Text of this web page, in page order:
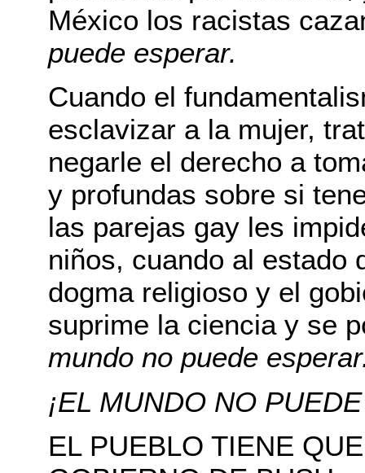
México los racistas
puede esperar.
Cuando el
esclavizar a la mujer,
negarle el derecho a
y profundas sobre si
las parejas gay les
niños, cuando al estado
dogma religioso y el
suprime la ciencia y se
mundo no puede
¡EL MUNDO NO
EL PUEBLO TIENE